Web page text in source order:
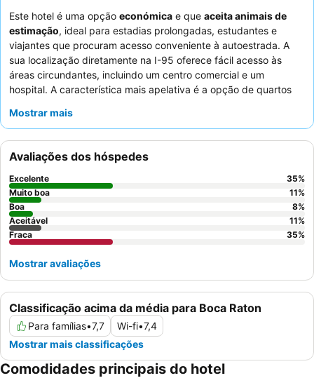
Este hotel é uma opção económica e que aceita animais de
estimação, ideal para estadias prolongadas, estudantes e
viajantes que procuram acesso conveniente à autoestrada. A
sua localização diretamente na I-95 oferece fácil acesso às
áreas circundantes, incluindo um centro comercial e um
hospital. A característica mais apelativa é a opção de quartos
para hóspedes que preferem preparar as suas próprias
receção, que é prestável e atencioso
sua simpatia e eficiência. Para uma experiência mais tranquila,
os hóspedes devem pedir um quarto virado para longe da linha
de comboio e da autoestrada.
Mostrar mais
Classificação acima da média para Boca Raton
Para famílias•7,7 Wi-fi•7,4
Mostrar mais classificações
Avaliações dos hóspedes
Excelente 35%
Muito boa
11%
Boa
8%
Aceitável
11%
Fraca
35%
Mostrar avaliações
Comodidades principais do hotel